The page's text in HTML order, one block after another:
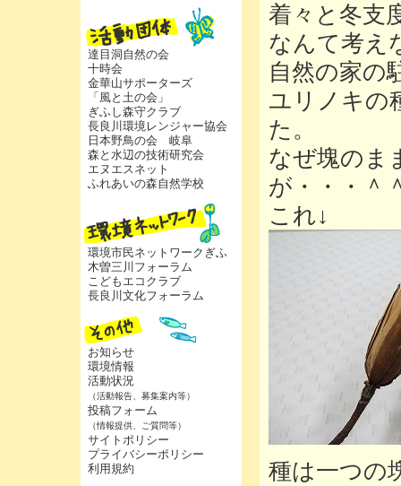
達目洞自然の会
十時会
金華山サポーターズ
「風と土の会」
ぎふし森守クラブ
長良川環境レンジャー協会
日本野鳥の会 岐阜
森と水辺の技術研究会
エヌエスネット
ふれあいの森自然学校
環境市民ネットワークぎふ
木曽三川フォーラム
こどもエコクラブ
長良川文化フォーラム
お知らせ
環境情報
活動状況
（活動報告、募集案内等）
投稿フォーム
（情報提供、ご質問等）
サイトポリシー
プライバシーポリシー
利用規約
着々と冬支
なんて考え
自然の家の
ユリノキの
た。
なぜ塊のま
が・・・＾
これ↓
種は一つの